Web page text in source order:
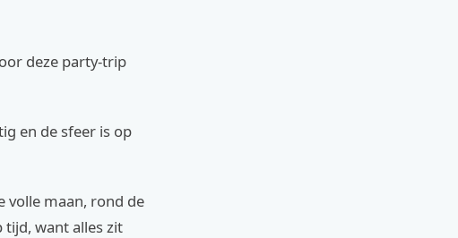
deze party-trip
en de sfeer is op
volle maan, rond de
tijd, want alles zit